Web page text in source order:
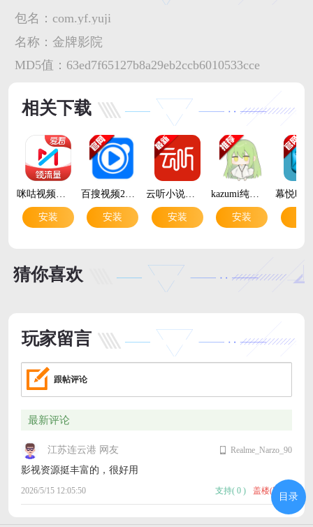
包名： com.yf.yuji
名称： 金牌影院
MD5值： 63ed7f65127b8a29eb2ccb6010533cce
相关下载
咪咕视频爱看版app最新版v9.5.5 安卓版
安装 安装 安装
kazumi纯净版无广告v2.1.8 最新版本
安装
猜你喜欢
玩家留言
跟帖评论
最新评论
江苏连云港 网友
2026/5/15 12:05:50
影视资源挺丰富的，很好用
Realme_Narzo_90
支持( 0) 盖楼(回复)
目录